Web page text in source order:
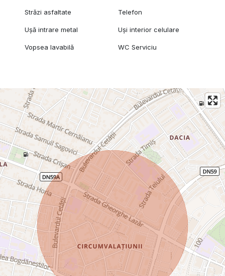
Străzi asfaltate Telefon
Ușă intrare metal Uși interior celulare
Vopsea lavabilă WC Serviciu